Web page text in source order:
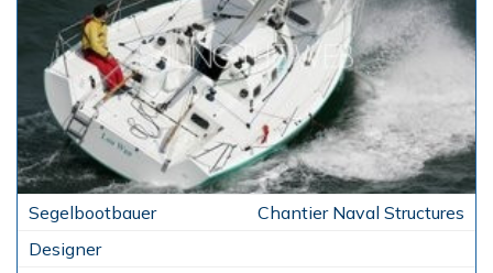
Chantier Naval Structures